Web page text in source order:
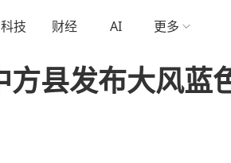
科技 财经 AI 更多
方县发布大风蓝